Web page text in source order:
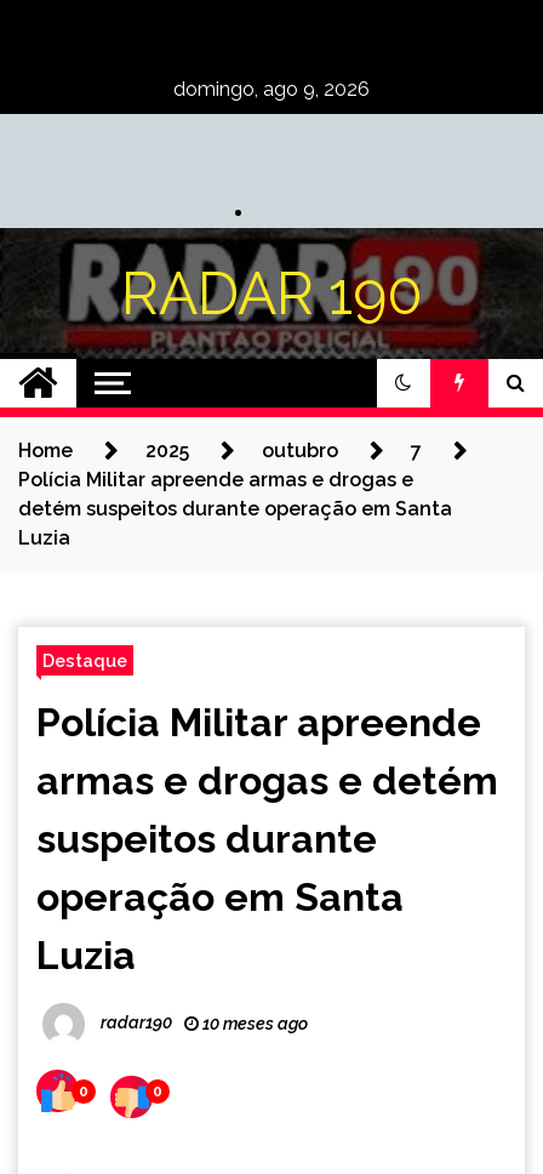
domingo, ago 9, 2026
RADAR 190
Home 2025 outubro
7
Polícia Militar apreende armas e drogas e
detém suspeitos durante operação em Santa
Luzia
Destaque
Polícia Militar apreende
armas e drogas e detém
suspeitos durante
operação em Santa
Luzia
radar190 10 meses ago
0 0